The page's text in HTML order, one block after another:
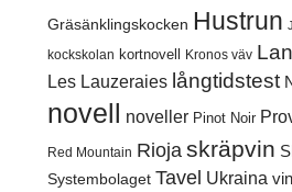
Gräsänklingskocken Hustrun
kockskolan kortnovell Kronos väv
Les Lauzeraies långtidstest
novell noveller Pinot Noir
Red Mountain Rioja skräpvin
Systembolaget Tavel Ukraina